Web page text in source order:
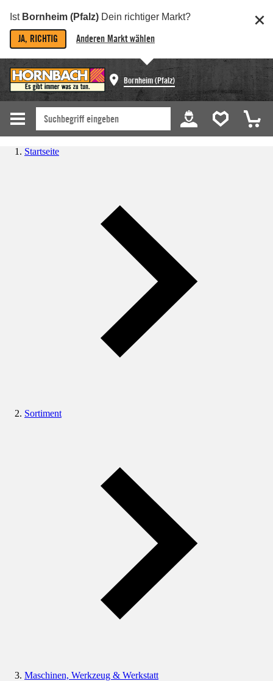
Ist Bornheim (Pfalz) Dein richtiger Markt?
JA, RICHTIG Anderen Markt wählen
Bornheim (Pfalz)
Startseite
Sortiment
Maschinen, Werkzeug & Werkstatt